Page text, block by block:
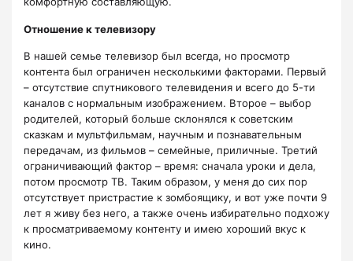
Отношение к телевизору
В нашей семье телевизор был всегда, но просмотр
контента был ограничен несколькими факторами. Первый
– отсутствие спутникового телевидения и всего до 5-ти
каналов с нормальным изображением. Второе – выбор
родителей, который больше склонялся к советским
сказкам и мультфильмам, научным и познавательным
передачам, из фильмов – семейные, приличные. Третий
ограничивающий фактор – время: сначала уроки и дела,
потом просмотр ТВ. Таким образом, у меня до сих пор
отсутствует пристрастие к зомбоящику, и вот уже почти 9
лет я живу без него, а также очень избирательно подхожу
к просматриваемому контенту и имею хороший вкус к
кино.